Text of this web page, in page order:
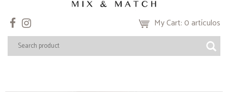
My Cart: 0 artículos